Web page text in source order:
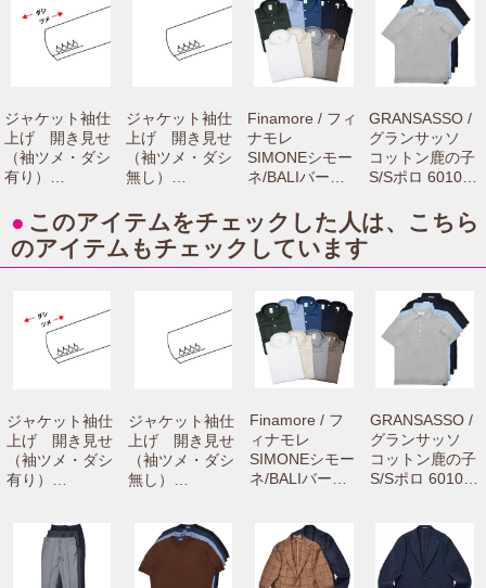
ジャケット袖仕
上げ 開き見せ
（袖ツメ・ダシ
有り）
ミシモ）online
shopで商品をお
買上げの方専用
ジャケット袖仕
上げ 開き見せ
（袖ツメ・ダシ
無し）
ミシモ）online
shopで商品をお
買上げの方専用
Finamore / フィ
ナモレ
SIMONEシモー
ネ/BALIバーリ
ェイワイドカラ
ーシャツ C0650
71061001012
GRANSASSO /
グランサッソ
コットン鹿の子
S/Sポロ 60103/
0003
● このアイテムをチェックした人は、こちら
のアイテムもチェックしています
ジャケット袖仕
上げ 開き見せ
（袖ツメ・ダシ
有り）
line shopで商品
をお買上げの方
専用のお修理メ
ジャケット袖仕
上げ 開き見せ
（袖ツメ・ダシ
無し）
line shopで商品
をお買上げの方
専用のお修理メ
Finamore / フ
ィナモレ
SIMONEシモー
ネ/BALIバーリ
ーシャツ C065
0 71061001012
GRANSASSO /
グランサッソ
コットン鹿の子
S/Sポロ 60103/